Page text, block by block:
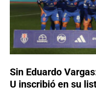
Sin Eduardo
U inscribió en su